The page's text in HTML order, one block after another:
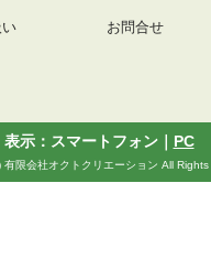
お問合せ
表示：スマートフォン｜ PC
有限会社オクトクリエーション All